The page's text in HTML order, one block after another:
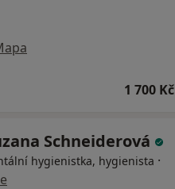
1 700 Kč
Schneiderová
hygienistka, hygienista ·